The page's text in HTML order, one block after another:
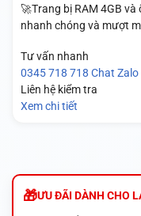
🚀Trang bị RAM 4GB và
nhanh chóng và mượt
Tư vấn nhanh
0345 718 718 Chat Zalo
Liên hệ kiểm tra
Xem chi tiết
ƯU ĐÃI DÀNH CHO